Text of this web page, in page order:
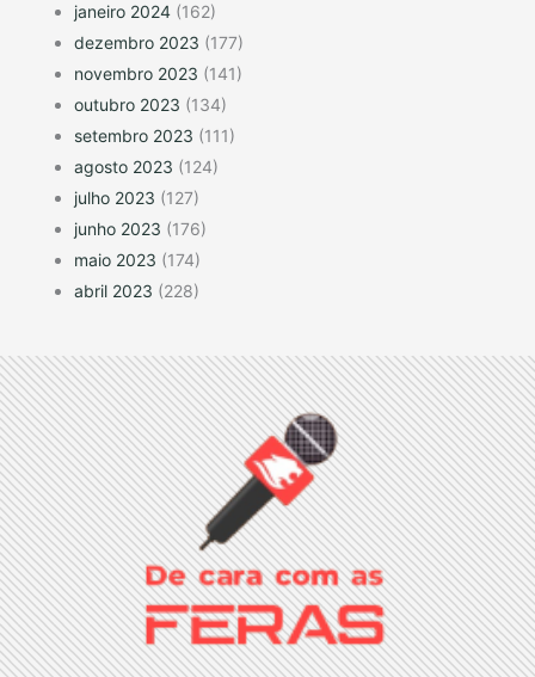
janeiro 2024 (162)
dezembro 2023 (177)
novembro 2023 (141)
outubro 2023 (134)
setembro 2023 (111)
agosto 2023 (124)
julho 2023 (127)
junho 2023 (176)
maio 2023 (174)
abril 2023 (228)